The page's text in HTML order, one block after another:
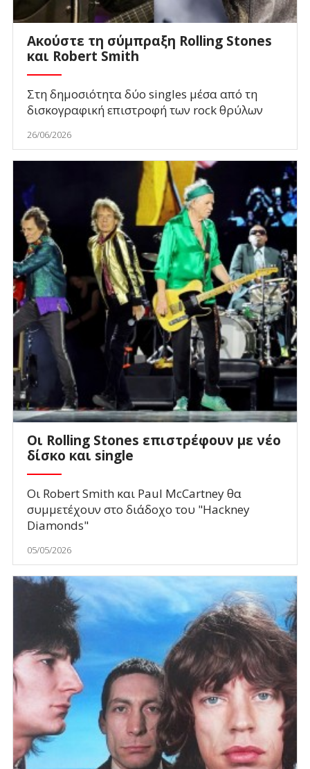
Ακούστε τη σύμπραξη Rolling Stones
και Robert Smith
Στη δημοσιότητα δύο singles μέσα από τη
δισκογραφική επιστροφή των rock θρύλων
26/06/2026
Οι Rolling Stones επιστρέφουν με νέο
δίσκο και single
Οι Robert Smith και Paul McCartney θα
συμμετέχουν στο διάδοχο του "Hackney
Diamonds"
05/05/2026